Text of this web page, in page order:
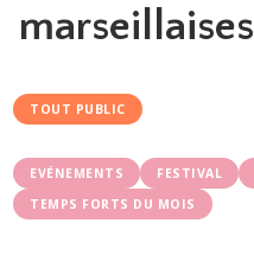
marseillaises
TOUT PUBLIC
EVÉNEMENTS FESTIVAL
TEMPS FORTS DU MOIS